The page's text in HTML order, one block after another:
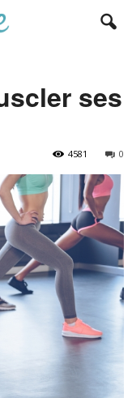
ses
0
4581